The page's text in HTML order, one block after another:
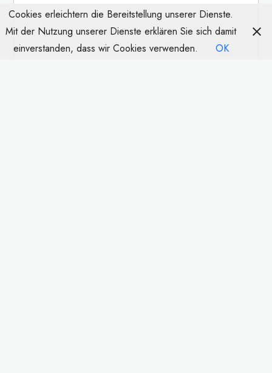
Cookies erleichtern die Bereitstellung unserer Dienste.
Mit der Nutzung unserer Dienste erklären Sie sich damit
einverstanden, dass wir Cookies verwenden.
OK